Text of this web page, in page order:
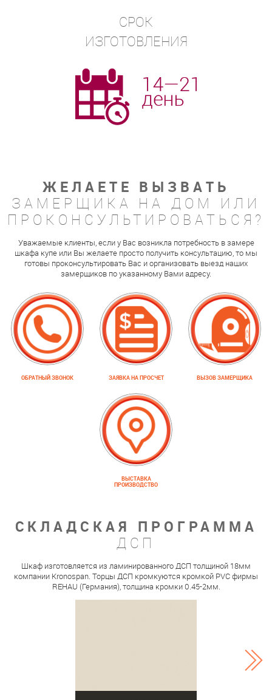
СРОК
ИЗГОТОВЛЕНИЯ
ЖЕЛАЕТЕ ВЫЗВАТЬ
ЗАМЕРЩИКА НА ДОМ ИЛИ
ПРОКОНСУЛЬТИРОВАТЬСЯ?
Уважаемые клиенты, если у Вас возникла потребность в замере
шкафа купе или Вы желаете просто получить консультацию, то мы
готовы проконсультировать Вас и организовать выезд наших
замерщиков по указанному Вами адресу.
ОБРАТНЫЙ ЗВОНОК ЗАЯВКА НА ПРОСЧЕТ ВЫЗОВ ЗАМЕРЩИКА
ВЫСТАВКА
ПРОИЗВОДСТВО
СКЛАДСКАЯ ПРОГРАММА
ДСП
Шкаф изготовляется из ламинированного ДСП толщиной 18мм
компании Kronospan. Торцы ДСП кромкуются кромкой PVC фирмы
REHAU (Германия), толщина кромки 0.45-2мм.